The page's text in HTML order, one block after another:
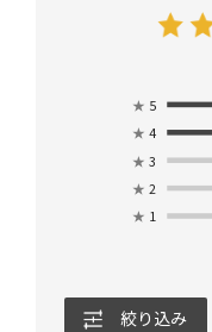
★ 5
★ 4
★ 3
★ 2
★ 1
絞り込み